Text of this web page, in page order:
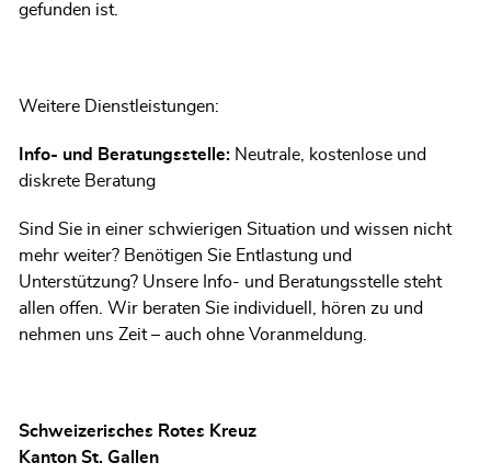
gefunden ist.
Weitere Dienstleistungen:
Info- und Beratungsstelle: Neutrale, kostenlose und
diskrete Beratung
Sind Sie in einer schwierigen Situation und wissen nicht
mehr weiter? Benötigen Sie Entlastung und
Unterstützung? Unsere Info- und Beratungsstelle steht
allen offen. Wir beraten Sie individuell, hören zu und
nehmen uns Zeit – auch ohne Voranmeldung.
Schweizerisches Rotes Kreuz
Kanton St. Gallen